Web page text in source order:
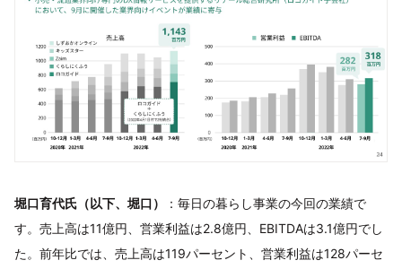
堀口育代氏（以下、堀口）
：毎日の暮らし事業の今回の業績で
す。売上高は11億円、営業利益は2.8億円、EBITDAは3.1億円でし
た。前年比では、売上高は119パーセント、営業利益は128パーセ